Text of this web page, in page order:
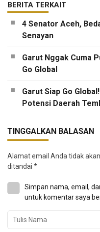
BERITA TERKAIT
4 Senator Aceh,
Senayan
Garut Nggak Cuma
Go Global
Garut Siap Go
Potensi Daerah
TINGGALKAN BALASAN
Alamat email Anda tidak
ditandai *
Simpan nama, email,
untuk komentar saya